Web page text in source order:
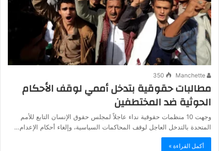
350
مطالبات حقوقية بتدخل أممي لوقف الأحكام
الحوثية ضد المختطفين
وجهت 10 منظمات حقوقية نداء عاجلاً لمجلس حقوق الإنسان التابع للأمم
المتحدة بالتدخل العاجل لوقف المحاكمات السياسية، وإلغاء أحكام الإعدام…
أكمل القراءة »